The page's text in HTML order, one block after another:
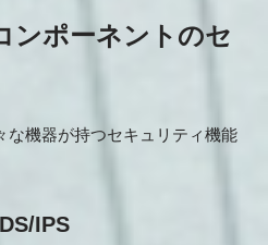
ンポーネントのセ
な機器が持つセキュリティ機能
IPS